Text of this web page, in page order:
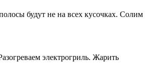
будут не на всех кусочках. Солим
электрогриль. Жарить